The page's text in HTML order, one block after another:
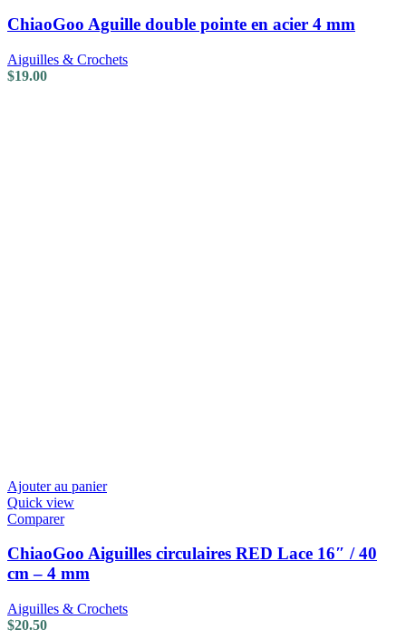
ChiaoGoo Aguille double pointe en acier 4 mm
Aiguilles & Crochets
$19.00
Ajouter au panier
Quick view
Comparer
ChiaoGoo Aiguilles circulaires RED Lace 16″ / 40
cm – 4 mm
Aiguilles & Crochets
$20.50